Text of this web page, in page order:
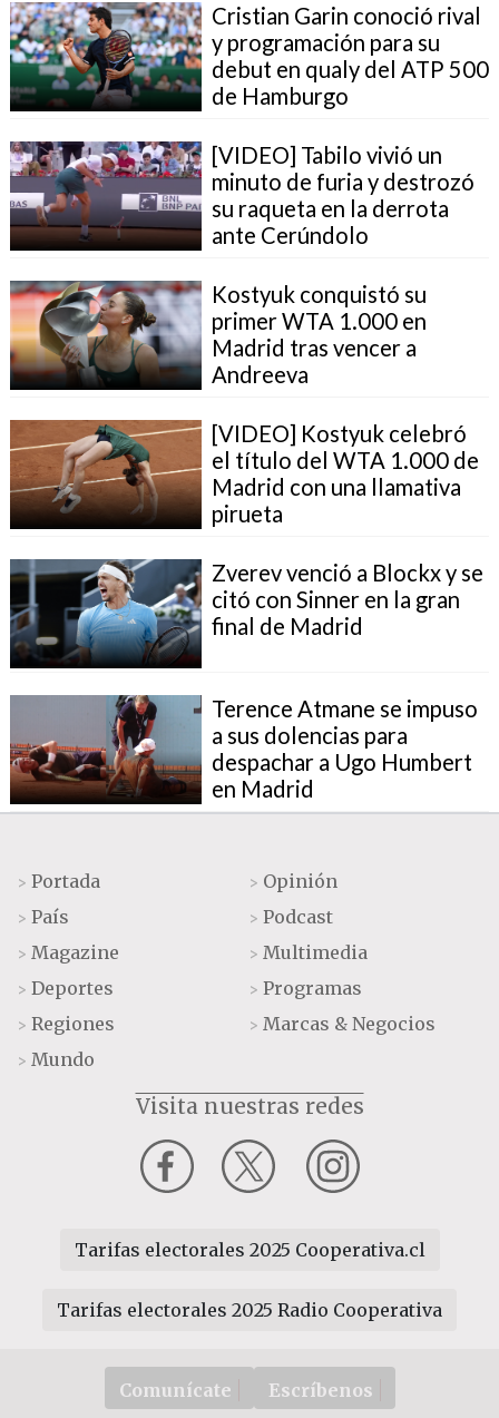
Cristian Garin conoció rival
y programación para su
debut en qualy del ATP 500
de Hamburgo
[VIDEO] Tabilo vivió un
minuto de furia y destrozó
su raqueta en la derrota
ante Cerúndolo
Kostyuk conquistó su
primer WTA 1.000 en
Madrid tras vencer a
Andreeva
[VIDEO] Kostyuk celebró
el título del WTA 1.000 de
Madrid con una llamativa
pirueta
Zverev venció a Blockx y se
citó con Sinner en la gran
final de Madrid
Terence Atmane se impuso
a sus dolencias para
despachar a Ugo Humbert
en Madrid
> Portada
> País
> Magazine
> Deportes
> Regiones
> Mundo
> Opinión
> Podcast
> Multimedia
> Programas
> Marcas & Negocios
Visita nuestras redes
Tarifas electorales 2025 Cooperativa.cl
Tarifas electorales 2025 Radio Cooperativa
Comunícate Escríbenos